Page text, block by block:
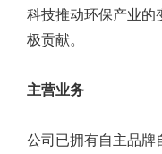
科技推动环保产业的
极贡献。
主营业务
公司已拥有自主品牌